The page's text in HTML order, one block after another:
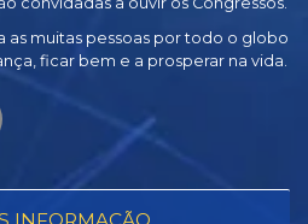
as muitas pessoas por todo o globo
ficar bem e a prosperar na vida.